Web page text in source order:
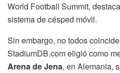
World Football Summit,
sistema de césped móvil.
Sin embargo, no todos
StadiumDB.com eligió como
Arena de Jena, en Alemania,